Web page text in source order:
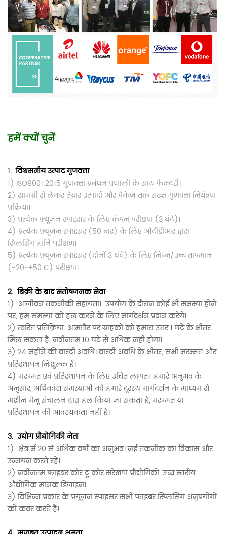
हमें क्यों चुनें
1. विश्वसनीय उत्पाद गुणवत्ता
1) ISO9001:2015 गुणवत्ता प्रबंधन प्रणाली के साथ फैक्टरी।
2) सामग्री से लेकर तैयार उत्पादों और पैकेज तक सख्त गुणवत्ता नियंत्रण
प्रक्रिया।
3) प्रत्येक फ़्यूज़न स्पाइसर के लिए कंपन परीक्षण (3 घंटे)।
4) प्रत्येक फ़्यूज़न स्पाइसर (50 बार) के लिए ओटीडीआर द्वारा
स्प्लिसिंग हानि परीक्षण।
5) प्रत्येक फ़्यूज़न स्पाइसर (दोनों 3 घंटे) के लिए निम्न/उच्च तापमान
(-20~+50 C) परीक्षण।
2. बिक्री के बाद संतोषजनक सेवा
1) आजीवन तकनीकी सहायता। उपयोग के दौरान कोई भी समस्या होने
पर, हम समस्या को हल करने के लिए मार्गदर्शन प्रदान करेंगे।
2) त्वरित प्रतिक्रिया. आमतौर पर ग्राहकों को हमारा उत्तर 1 घंटे के भीतर
मिल सकता है, नवीनतम 10 घंटे से अधिक नहीं होगा।
3) 24 महीने की वारंटी अवधि। वारंटी अवधि के भीतर, सभी मरम्मत और
प्रतिस्थापन निःशुल्क हैं।
4) मरम्मत एवं प्रतिस्थापन के लिए उचित लागत। हमारे अनुभव के
अनुसार, अधिकांश समस्याओं को हमारे दूरस्थ मार्गदर्शन के माध्यम से
मशीन मेनू संचालन द्वारा हल किया जा सकता है, मरम्मत या
प्रतिस्थापन की आवश्यकता नहीं है।
3. उद्योग प्रौद्योगिकी नेता
1) क्षेत्र में 20 से अधिक वर्षों का अनुभव। नई तकनीक का विकास और
उन्नयन करते रहें।
2) नवीनतम फाइबर कोर टू कोर संरेखण प्रौद्योगिकी, उच्च स्तरीय
औद्योगिक मानकडिजाइन।
3) विभिन्न प्रकार के फ़्यूज़न स्पाइसर सभी फाइबर स्प्लिसिंग अनुप्रयोगों
को कवर करते हैं।